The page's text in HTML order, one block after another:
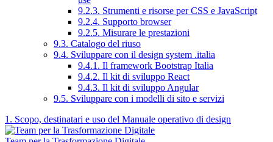
9.2.3. Strumenti e risorse per CSS e JavaScript
9.2.4. Supporto browser
9.2.5. Misurare le prestazioni
9.3. Catalogo del riuso
9.4. Sviluppare con il design system .italia
9.4.1. Il framework Bootstrap Italia
9.4.2. Il kit di sviluppo React
9.4.3. Il kit di sviluppo Angular
9.5. Sviluppare con i modelli di sito e servizi
1. Scopo, destinatari e uso del Manuale operativo di design